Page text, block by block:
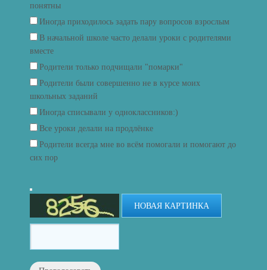
понятны
Иногда приходилось задать пару вопросов взрослым
В начальной школе часто делали уроки с родителями
вместе
Родители только подчищали "помарки"
Родители были совершенно не в курсе моих
школьных заданий
Иногда списывали у одноклассников:)
Все уроки делали на продлёнке
Родители всегда мне во всём помогали и помогают до
сих пор
НОВАЯ КАРТИНКА